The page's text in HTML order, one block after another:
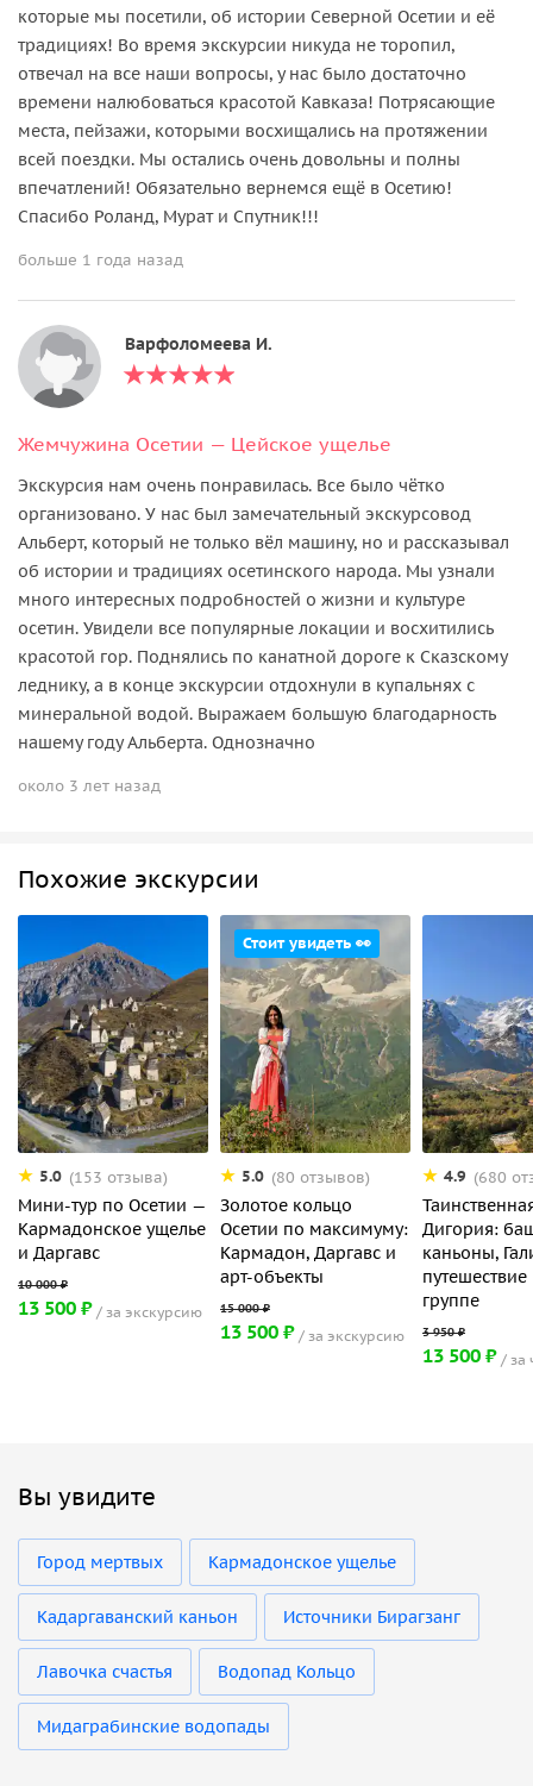
которые мы посетили, об истории Северной Осетии и её
традициях! Во время экскурсии никуда не торопил,
отвечал на все наши вопросы, у нас было достаточно
времени налюбоваться красотой Кавказа! Потрясающие
места, пейзажи, которыми восхищались на протяжении
всей поездки. Мы остались очень довольны и полны
впечатлений! Обязательно вернемся ещё в Осетию!
Спасибо Роланд, Мурат и Спутник!!!
больше 1 года назад
Варфоломеева И.
Жемчужина Осетии — Цейское ущелье
Экскурсия нам очень понравилась. Все было чётко
организовано. У нас был замечательный экскурсовод
Альберт, который не только вёл машину, но и рассказывал
об истории и традициях осетинского народа. Мы узнали
много интересных подробностей о жизни и культуре
осетин. Увидели все популярные локации и восхитились
красотой гор. Поднялись по канатной дороге к Сказскому
леднику, а в конце экскурсии отдохнули в купальнях с
минеральной водой. Выражаем большую благодарность
нашему году Альберта. Однозначно
около 3 лет назад
Похожие экскурсии
5.0 (153 отзыва)
Мини-тур по Осетии —
Кармадонское ущелье
и Даргавс
13 500 ₽ за экскурсию
Стоит увидеть 👀
5.0 (80 отзывов)
Золотое кольцо
Осетии по максимуму:
Кармадон, Даргавс и
арт-объекты
13 500 ₽ за экскурсию
4.9 (680
Дигория:
каньоны,
группе
13 500 ₽ за
Вы увидите
Город мертвых Кармадонское ущелье
Кадаргаванский каньон Источники Бирагзанг
Лавочка счастья Водопад Кольцо
Мидаграбинские водопады